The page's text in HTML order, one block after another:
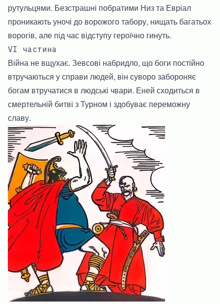
рутульцями. Безстрашні побратими Низ та Евріал
проникають уночі до ворожого табору, нищать багатьох
ворогів, але під час відступу героїчно гинуть.
VI частина
Війна не вщухає. Зевсові набридло, що боги постійно
втручаються у справи людей, він суворо забороняє
богам втручатися в людські чвари. Еней сходиться в
смертельній битві з Турном і здобуває переможну
славу.